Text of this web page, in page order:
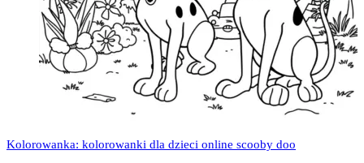
Kolorowanka: kolorowanki dla dzieci online scooby doo